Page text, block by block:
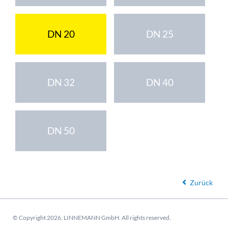
DN 20 DN 25
DN 32 DN 40
DN 50
Zurück
© Copyright 2026. LINNEMANN GmbH. All rights reserved.